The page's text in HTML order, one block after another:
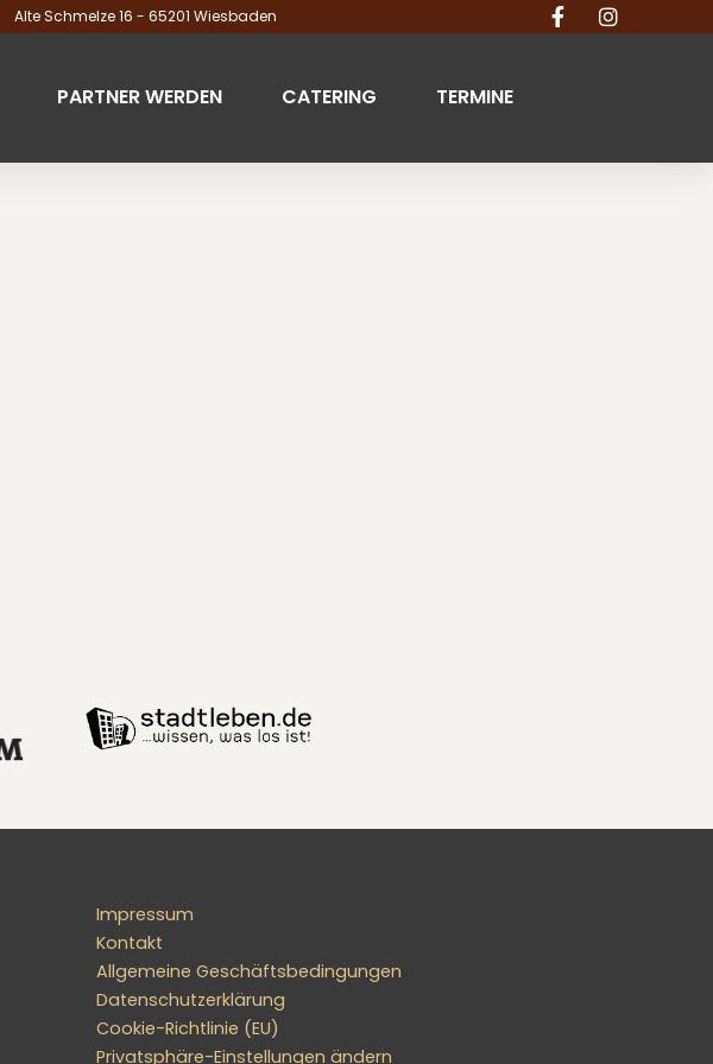
Alte Schmelze 16 - 65201 Wiesbaden
PARTNER WERDEN CATERING TERMINE
Impressum
Kontakt
Allgemeine Geschäftsbedingungen
Datenschutzerklärung
Cookie-Richtlinie (EU)
Privatsphäre-Einstellungen ändern